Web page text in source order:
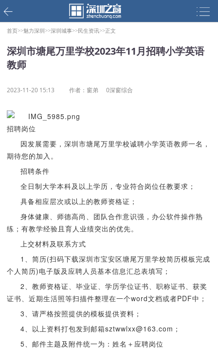
首页>>魅力深圳>>深圳城事>>民生资讯>>正文
深圳市塘尾万里学校2023年11月招聘小学英语
教师
2023-11-20 15:13 作者：窗弟 0深窗综合
招聘岗位
因发展需要，深圳市塘尾万里学校诚聘小学英语教师一名，
期待您的加入。
招聘条件
全日制大学本科及以上学历，专业符合岗位任教要求；
具备相应层次或以上的教师资格证；
身体健康、师德高尚、团队合作意识强，办公软件操作熟
练；有教学经验且育人业绩突出的优先。
上交材料及联系方式
1、简历(扫码下载深圳市宝安区塘尾万里学校简历模板完成
个人简历)电子版及应聘人员基本信息汇总表填写；
2、教师资格证、毕业证、学历学位证书、职称证书、获奖
证书、近期生活照等扫描件整理在一个word文档或者PDF中；
3、请严格按照提供的模板提供资料；
4、以上资料打包发到邮箱sztwwlxx@163.com；
5、邮件主题及附件统一为：姓名＋应聘岗位